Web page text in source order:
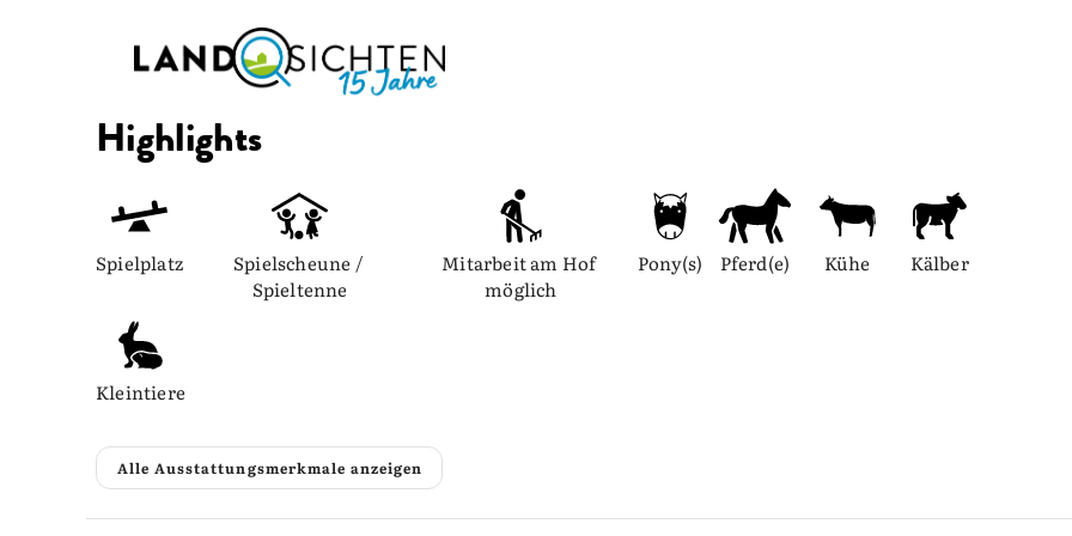
Highlights
Spielplatz
Spielscheune /
Spieltenne
Mitarbeit am Hof
möglich
Pony(s) Pferd(e) Kühe Kälber
Kleintiere
Alle Ausstattungsmerkmale anzeigen